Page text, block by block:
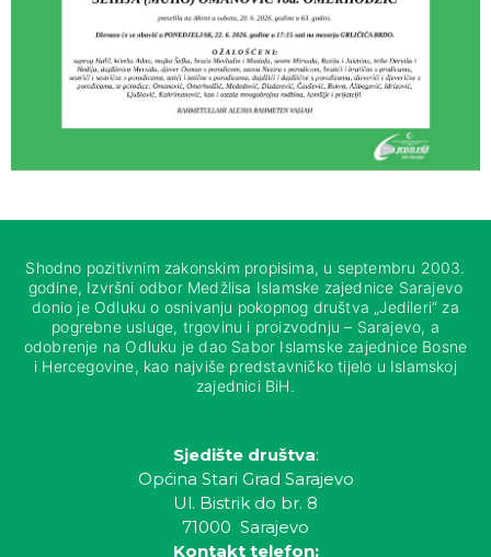
Shodno pozitivnim zakonskim propisima, u septembru 2003.
godine, Izvršni odbor Medžlisa Islamske zajednice Sarajevo
donio je Odluku o osnivanju pokopnog društva „Jedileri“ za
pogrebne usluge, trgovinu i proizvodnju – Sarajevo, a
odobrenje na Odluku je dao Sabor Islamske zajednice Bosne
i Hercegovine, kao najviše predstavničko tijelo u Islamskoj
zajednici BiH.
Sjedište društva:
Općina Stari Grad Sarajevo
Ul. Bistrik do br. 8
71000 Sarajevo
Kontakt telefon: